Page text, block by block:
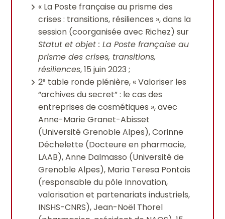
« La Poste française au prisme des
crises : transitions, résiliences », dans la
session (coorganisée avec Richez) sur
Statut et objet : La Poste française au
prisme des crises, transitions,
résiliences, 15 juin 2023 ;
2e table ronde plénière, « Valoriser les
“archives du secret” : le cas des
entreprises de cosmétiques », avec
Anne-Marie Granet-Abisset
(Université Grenoble Alpes), Corinne
Déchelette (Docteure en pharmacie,
LAAB), Anne Dalmasso (Université de
Grenoble Alpes), Maria Teresa Pontois
(responsable du pôle Innovation,
valorisation et partenariats industriels,
INSHS-CNRS), Jean-Noël Thorel